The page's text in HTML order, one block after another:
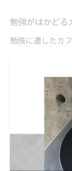
勉強がはかどる
勉強に適したカ
が静かであるこ
は、地元の隠れ
な環境を提供し
さらに、席の間
も確認しましょ
注意点としては
す。特にランチ
に集中しづらく